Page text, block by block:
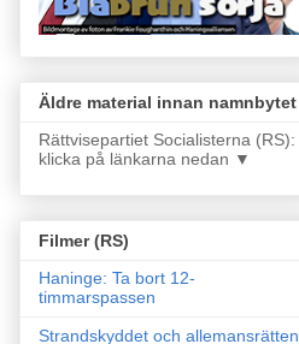
Äldre material innan namnbytet
Rättvisepartiet Socialisterna (RS):
klicka på länkarna nedan ▼
Filmer (RS)
Haninge: Ta bort 12-
timmarspassen
Strandskyddet och allemansrätten